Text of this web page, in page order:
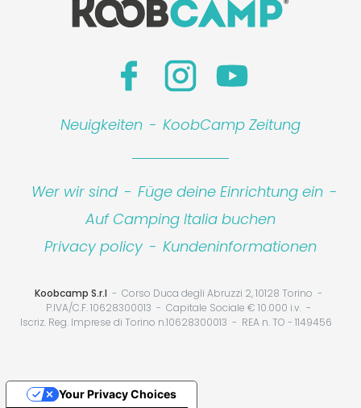
Neuigkeiten - KoobCamp Zeitung
Wer wir sind - Füge deine Einrichtung ein -
Auf Camping Italia buchen
Privacy policy - Kundeninformationen
Koobcamp S.r.l
Corso Duca degli Abruzzi 2, 10128 Torino
P.IVA/C.F. 10628300013
Capitale Sociale € 10.000 i.v.
Iscriz. Reg. Imprese di Torino n.10628300013
REA n. TO - 1149456
Your Privacy Choices